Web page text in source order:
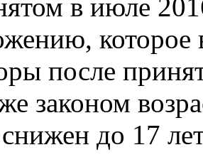
в июле
которое
после
законом
до 17